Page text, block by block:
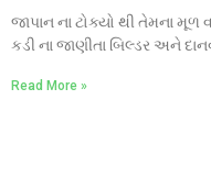
જાપાન ના ટોક્યો થી તેમના
કડી ના જાણીતા બિલ્ડર અને
Read More »